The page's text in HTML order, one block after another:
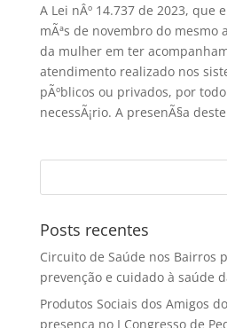
A Lei nÂº 14.737 de 2023, que
mÃªs de novembro do
da mulher em ter
atendimento realizado nos
pÃºblicos ou privados, por
necessÃ¡rio. A presenÃ§a
Posts recentes
Circuito de Saúde nos Bairros
prevenção e cuidado à saúde
Produtos Sociais dos Amigos
presença no I Congresso de